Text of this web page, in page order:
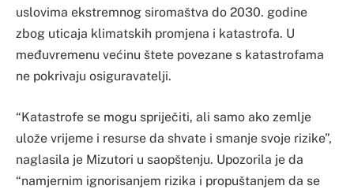
uslovima ekstremnog siromaštva do 2030. godine
zbog uticaja klimatskih promjena i katastrofa. U
međuvremenu većinu štete povezane s katastrofama
ne pokrivaju osiguravatelji.
“Katastrofe se mogu spriječiti, ali samo ako zemlje
ulože vrijeme i resurse da shvate i smanje svoje rizike”,
naglasila je Mizutori u saopštenju. Upozorila je da
“namjernim ignorisanjem rizika i propuštanjem da se